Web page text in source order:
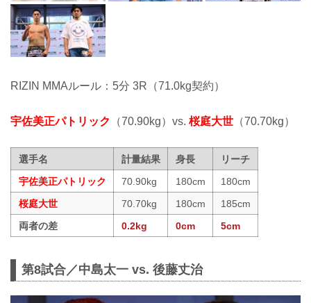
RIZIN MMAルール：5分 3R（71.0kg契約）
宇佐美正パトリック （70.90kg）vs. 桜庭大世 （70.70kg）
選手名 計量結果 身長
リーチ
宇佐美正パトリック
70.90kg 180cm
180cm
桜庭大世
70.70kg 180cm
185cm
両者の差
0.2kg 0cm 5cm
第8試合／中島太一 vs. 後藤丈治